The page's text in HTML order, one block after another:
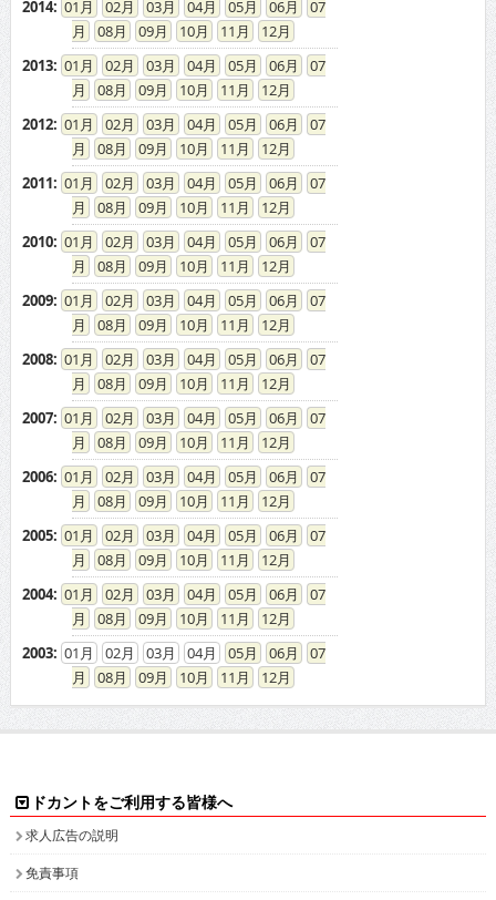
2014: 01 02 03 04 05 06
07
08
09 10 11
12
2013: 01 02 03 04 05 06
07
08
09 10 11
12
2012: 01 02 03 04 05 06
07
08
09 10 11
12
2011: 01 02 03 04 05 06
07
08
09 10 11
12
2010: 01 02 03 04 05 06
07
08
09 10 11
12
2009: 01 02 03 04 05 06
07
08
09 10 11
12
2008: 01 02 03 04 05 06
07
08
09 10 11
12
2007: 01 02 03 04 05 06
07
08
09 10 11
12
2006: 01 02 03 04 05 06
07
08
09 10 11
12
2005: 01 02 03 04 05 06
07
08
09 10 11
12
2004: 01 02 03 04 05 06
07
08
09 10 11
12
2003: 01 02 03 04 05 06
07
08
09 10 11 12
ドカントをご利用する皆様へ
求人広告の説明
免責事項